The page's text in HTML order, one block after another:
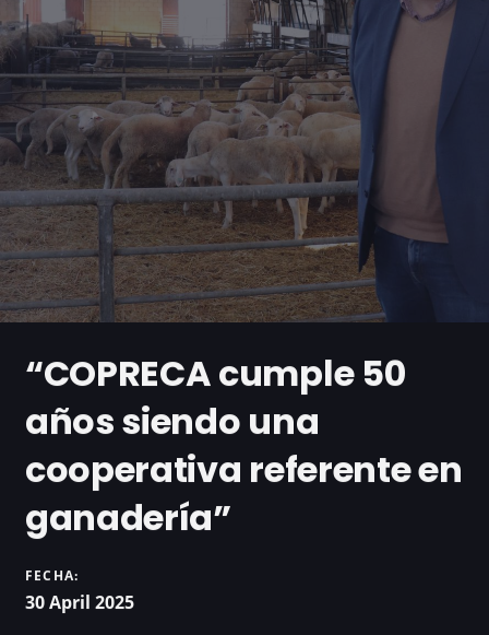
“COPRECA cumple 50
años siendo una
cooperativa referente en
ganadería”
FECHA:
30 April 2025